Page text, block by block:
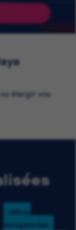
élargir vos
Offres
enregistrées